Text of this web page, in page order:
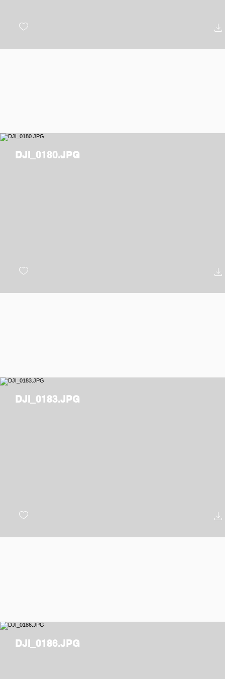
DJI_0180.JPG
DJI_0183.JPG
DJI_0186.JPG